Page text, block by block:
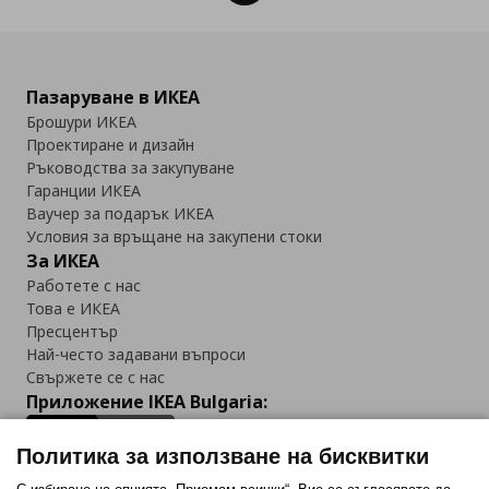
Пазаруване в ИКЕА
Брошури ИКЕА
Проектиране и дизайн
Ръководства за закупуване
Гаранции ИКЕА
Ваучер за подарък ИКЕА
Условия за връщане на закупени стоки
За ИКЕА
Работете с нас
Това е ИКЕА
Пресцентър
Най-често задавани въпроси
Свържете се с нас
Приложение IKEA Bulgaria:
Политика за използване на бисквитки